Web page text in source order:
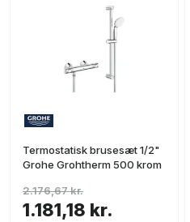
Termostatisk brusesæt 1/2"
Grohe Grohtherm 500 krom
1.181,18 kr.
2.176,67 kr.